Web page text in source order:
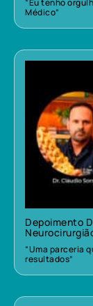
“Eu tenho
Médico”
Depoimento
“Uma parceria
resultados”